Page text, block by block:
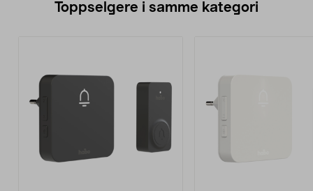
Toppselgere i samme kategori